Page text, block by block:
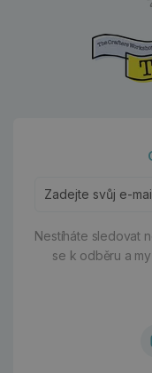
Nestíháte sledovat
se k odběru a